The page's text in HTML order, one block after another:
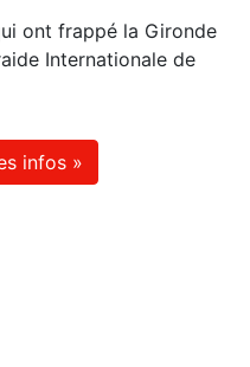
ont frappé la Gironde
Internationale de
infos »